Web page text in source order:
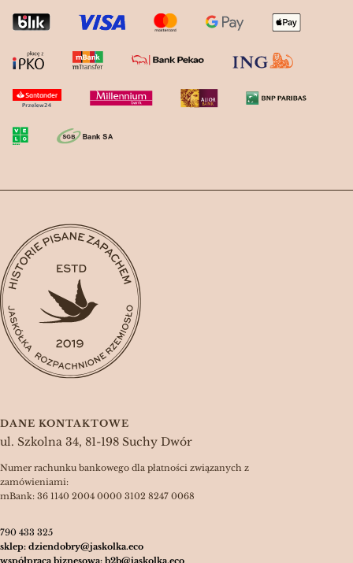
DANE KONTAKTOWE
ul. Szkolna 34, 81-198 Suchy Dwór
Numer rachunku bankowego dla płatności związanych z
zamówieniami:
mBank: 36 1140 2004 0000 3102 8247 0068
790 433 325
sklep: dziendobry@jaskolka.eco